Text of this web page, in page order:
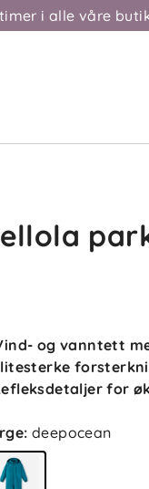
i alle våre
og vanntett
for
: deepocean